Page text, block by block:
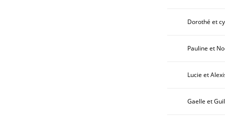
Dorothé et
Pauline et
Lucie et
Gaelle et